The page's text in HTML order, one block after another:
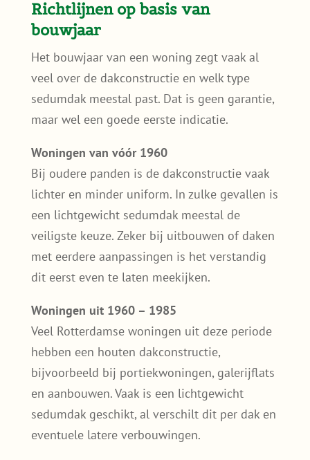
Richtlijnen op basis van
bouwjaar
Het bouwjaar van een woning zegt vaak al
veel over de dakconstructie en welk type
sedumdak meestal past. Dat is geen garantie,
maar wel een goede eerste indicatie.
Woningen van vóór 1960
Bij oudere panden is de dakconstructie vaak
lichter en minder uniform. In zulke gevallen is
een lichtgewicht sedumdak meestal de
veiligste keuze. Zeker bij uitbouwen of daken
met eerdere aanpassingen is het verstandig
dit eerst even te laten meekijken.
Woningen uit 1960 – 1985
Veel Rotterdamse woningen uit deze periode
hebben een houten dakconstructie,
bijvoorbeeld bij portiekwoningen, galerijflats
en aanbouwen. Vaak is een lichtgewicht
sedumdak geschikt, al verschilt dit per dak en
eventuele latere verbouwingen.